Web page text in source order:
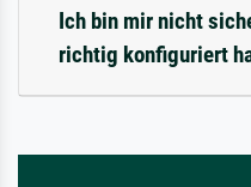
Ich bin mir nicht
richtig konfiguriert